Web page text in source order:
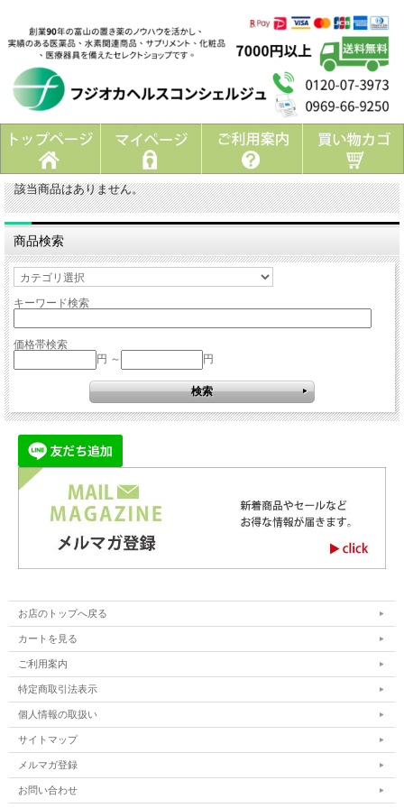
該当商品はありません。
商品検索
キーワード検索
価格帯検索
円 ～
円
お店のトップへ戻る
カートを見る
ご利用案内
特定商取引法表示
個人情報の取扱い
サイトマップ
メルマガ登録
お問い合わせ